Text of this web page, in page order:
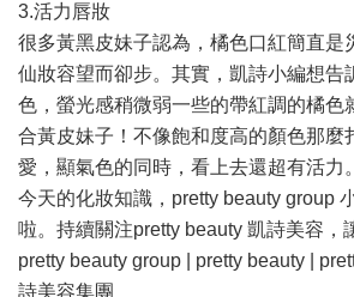
3.活力唇妝
很多黃黑皮妹子認為，橘色口紅簡直是
仙妝容望而卻步。其實，凱詩小編想告
色，螢光感稍微弱一些的帶紅調的橘色
合黃皮妹子！不像飽和度高的顏色那麼
愛，顯氣色的同時，看上去還超有活力。
今天的化妝知識，pretty beauty group
啦。持續關注pretty beauty 凱詩美容，
pretty beauty group | pretty beauty |
詩美容集團